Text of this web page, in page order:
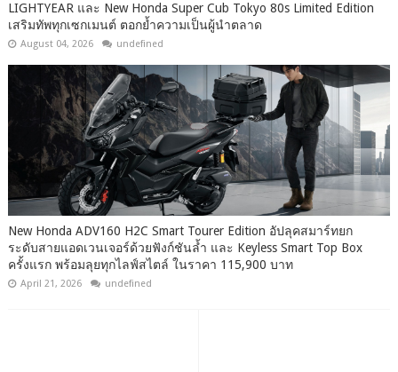
LIGHTYEAR และ New Honda Super Cub Tokyo 80s Limited Edition
เสริมทัพทุกเซกเมนต์ ตอกย้ำความเป็นผู้นำตลาด
August 04, 2026 undefined
New Honda ADV160 H2C Smart Tourer Edition อัปลุคสมาร์ทยก
ระดับสายแอดเวนเจอร์ด้วยฟังก์ชันล้ำ และ Keyless Smart Top Box
ครั้งแรก พร้อมลุยทุกไลฟ์สไตล์ ในราคา 115,900 บาท
April 21, 2026 undefined